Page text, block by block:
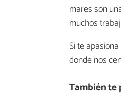
mares son
muchos
Si te
donde nos
También te